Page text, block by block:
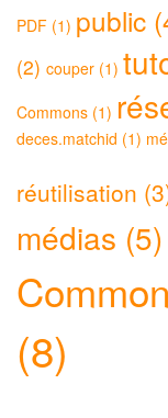
PDF (1) public
(2) couper (1)
Commons (1)
deces.matchid (1)
réutilisation
médias (5)
(8)